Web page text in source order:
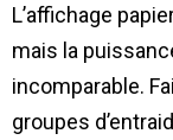
L’affichage
mais la
incomparable.
groupes